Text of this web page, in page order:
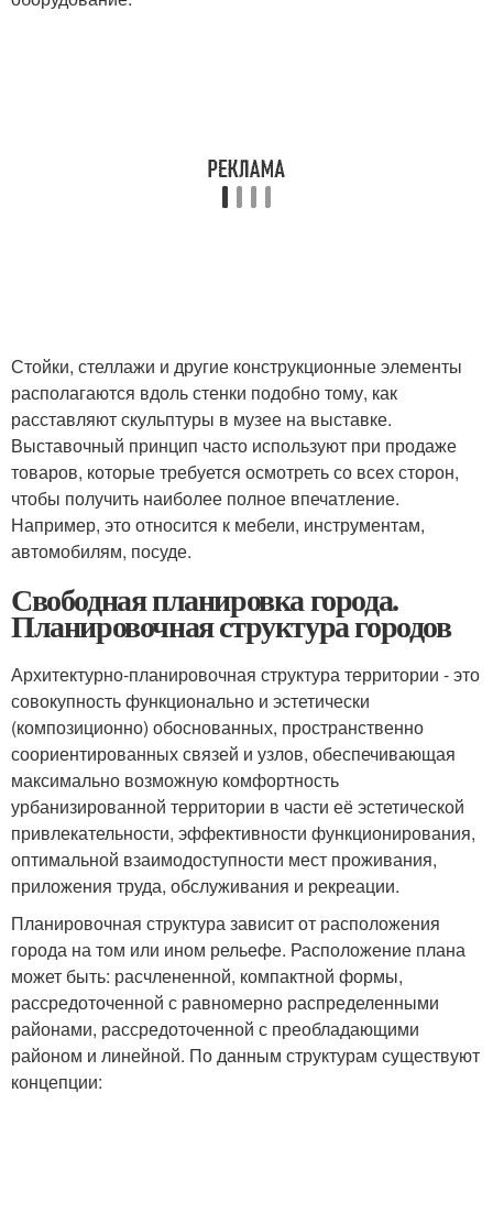
Стойки, стеллажи и другие конструкционные элементы
располагаются вдоль стенки подобно тому, как
расставляют скульптуры в музее на выставке.
Выставочный принцип часто используют при продаже
товаров, которые требуется осмотреть со всех сторон,
чтобы получить наиболее полное впечатление.
Например, это относится к мебели, инструментам,
автомобилям, посуде.
Свободная планировка города.
Планировочная структура городов
Архитектурно-планировочная структура территории - это
совокупность функционально и эстетически
(композиционно) обоснованных, пространственно
соориентированных связей и узлов, обеспечивающая
максимально возможную комфортность
урбанизированной территории в части её эстетической
привлекательности, эффективности функционирования,
оптимальной взаимодоступности мест проживания,
приложения труда, обслуживания и рекреации.
Планировочная структура зависит от расположения
города на том или ином рельефе. Расположение плана
может быть: расчлененной, компактной формы,
рассредоточенной с равномерно распределенными
районами, рассредоточенной с преобладающими
районом и линейной. По данным структурам существуют
концепции: